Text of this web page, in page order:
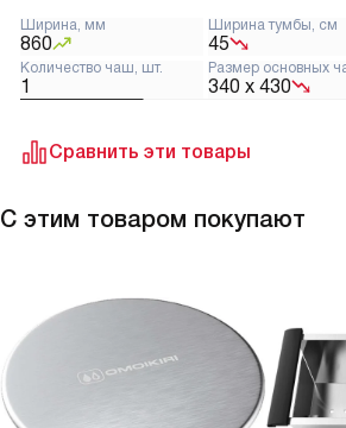
Сравнить эти товары
Ширина, мм
860
Ширина тумбы, см
45
Количество чаш, шт.
1
Размер основных
340 х 430
С этим товаром покупают